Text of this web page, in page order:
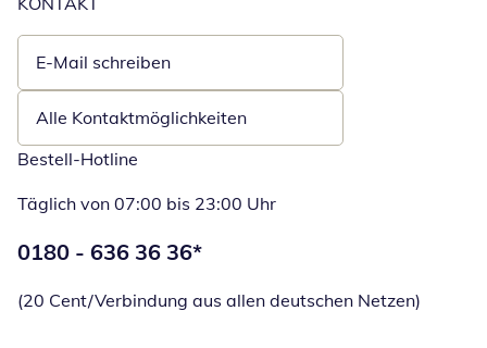
E-Mail schreiben
Öffnet E-Mail-Client
Alle Kontaktmöglichkeiten
Bestell-Hotline
Täglich von 07:00 bis 23:00 Uhr
Telefonnummer:
0180 - 636 36 36*
(20 Cent/Verbindung aus allen deutschen Netzen)